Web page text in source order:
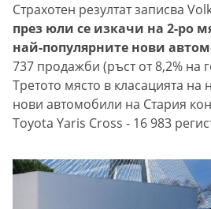
Страхотен резултат записва
през юли се изкачи на 2-ро
най-популярните нови
737 продажби (ръст от 8,2% на
Третото място в класацията на
нови автомобили на Стария
Toyota Yaris Cross - 16 983